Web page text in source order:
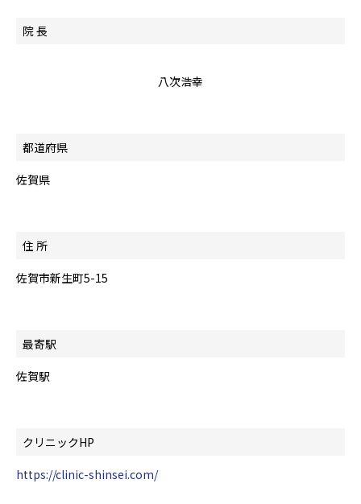
院 長
八次浩幸
都道府県
佐賀県
住 所
佐賀市新生町5-15
最寄駅
佐賀駅
クリニックHP
https://clinic-shinsei.com/